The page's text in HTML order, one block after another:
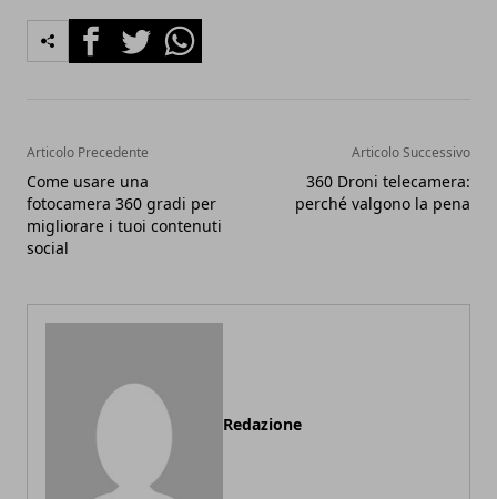
FacebookTwitterWhatsapp
Articolo Precedente
Come usare una
fotocamera 360 gradi per
migliorare i tuoi contenuti
social
Articolo Successivo
360 Droni telecamera:
perché valgono la pena
Redazione